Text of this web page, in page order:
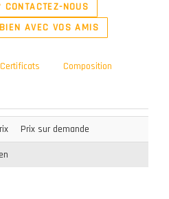
NOUS
AVEC VOS AMIS
Composition
Prix sur demande